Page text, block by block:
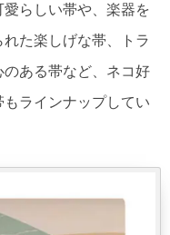
らしい帯や、楽器を
た楽しげな帯、トラ
ある帯など、ネコ好
ラインナップしてい